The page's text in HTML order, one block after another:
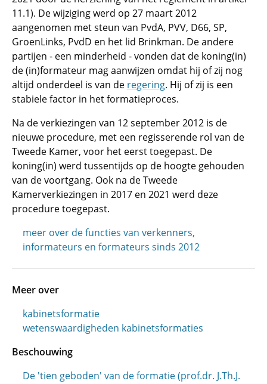
11.1). De wijziging werd op 27 maart 2012
aangenomen met steun van PvdA, PVV, D66, SP,
GroenLinks, PvdD en het lid Brinkman. De andere
partijen - een minderheid - vonden dat de koning(in)
de (in)formateur mag aanwijzen omdat hij of zij nog
altijd onderdeel is van de regering. Hij of zij is een
stabiele factor in het formatieproces.
Na de verkiezingen van 12 september 2012 is de
nieuwe procedure, met een regisserende rol van de
Tweede Kamer, voor het eerst toegepast. De
koning(in) werd tussentijds op de hoogte gehouden
van de voortgang. Ook na de Tweede
Kamerverkiezingen in 2017 en 2021 werd deze
procedure toegepast.
meer over de functies van verkenners,
informateurs en formateurs sinds 2012
Meer over
kabinetsformatie
wetenswaardigheden kabinetsformaties
Beschouwing
De 'tien geboden' van de formatie (prof.dr. J.Th.J.